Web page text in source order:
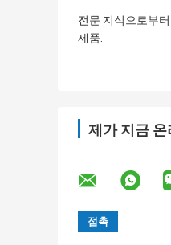
전문 지식으로부
제품.
제가 지금